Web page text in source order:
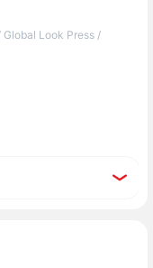
Look Press /